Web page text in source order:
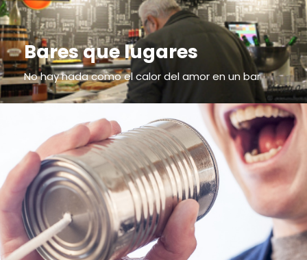
Bares que lugares
No hay nada como el calor del amor en un bar